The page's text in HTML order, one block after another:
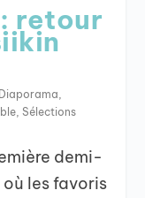
retour
Diaporama
,Sélections
demi-
où les favoris